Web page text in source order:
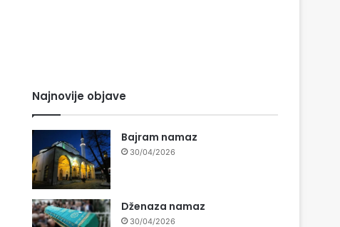
Najnovije objave
Bajram namaz
30/04/2026
Dženaza namaz
30/04/2026